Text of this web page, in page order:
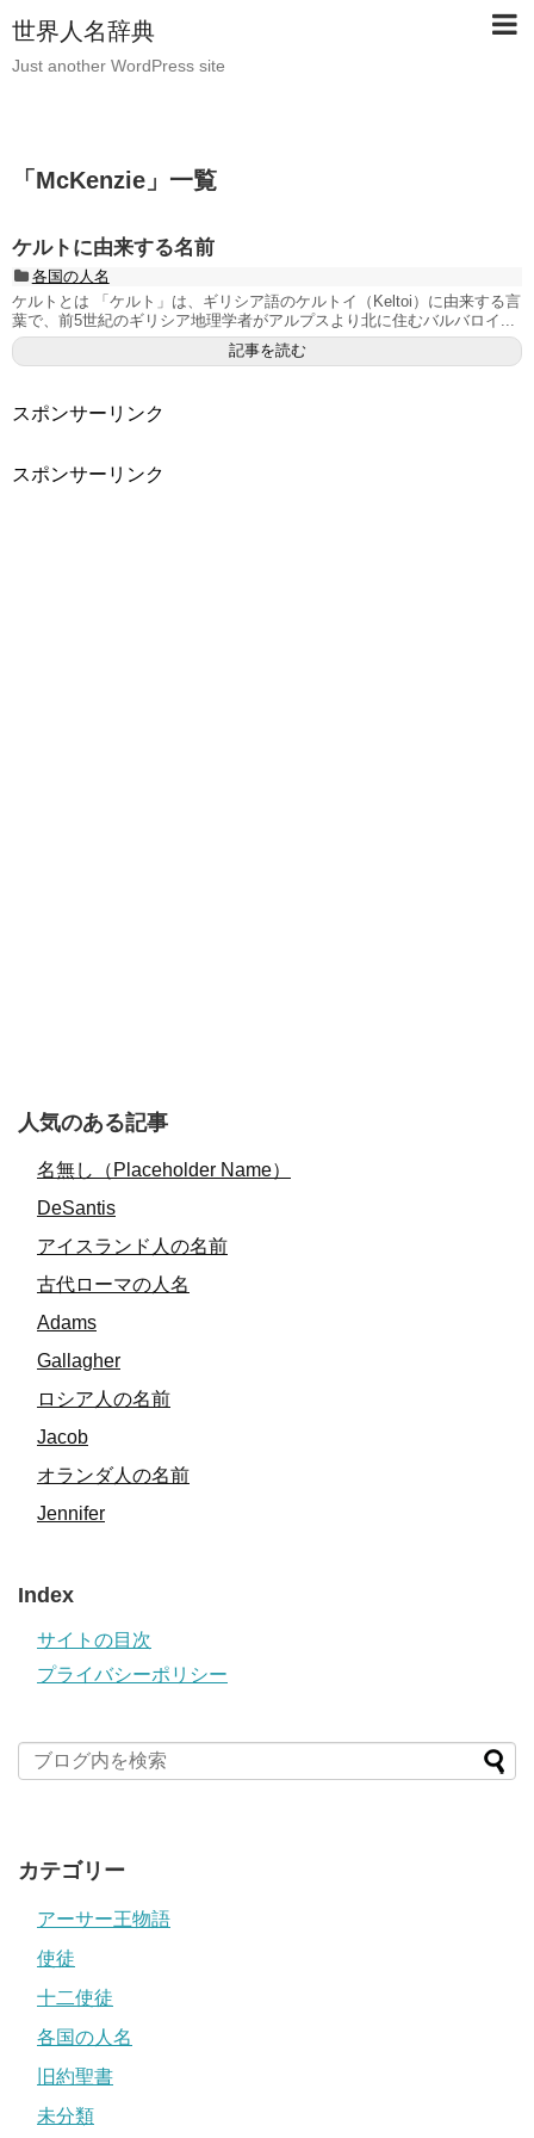
世界人名辞典
Just another WordPress site
「 McKenzie 」 一覧
ケルトに由来する名前
各国の人名
ケルトとは 「ケルト」は、ギリシア語のケルトイ（Keltoi）に由来する言
葉で、前5世紀のギリシア地理学者がアルプスより北に住むバルバロイ...
記事を読む
スポンサーリンク
スポンサーリンク
人気のある記事
名無し（Placeholder Name）
DeSantis
アイスランド人の名前
古代ローマの人名
Adams
Gallagher
ロシア人の名前
Jacob
オランダ人の名前
Jennifer
Index
サイトの目次
プライバシーポリシー
カテゴリー
アーサー王物語
使徒
十二使徒
各国の人名
旧約聖書
未分類